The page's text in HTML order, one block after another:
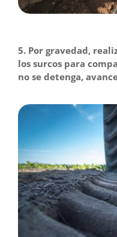
5. Por gravedad,
los surcos para
no se detenga,